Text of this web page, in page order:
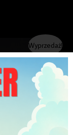
Wyprzedaż!
zł.